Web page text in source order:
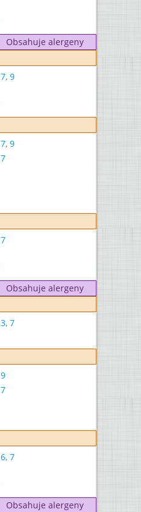
Obsahuje alergeny
7, 9
7, 9
7
7
Obsahuje alergeny
3, 7
9
7
6, 7
Obsahuje alergeny